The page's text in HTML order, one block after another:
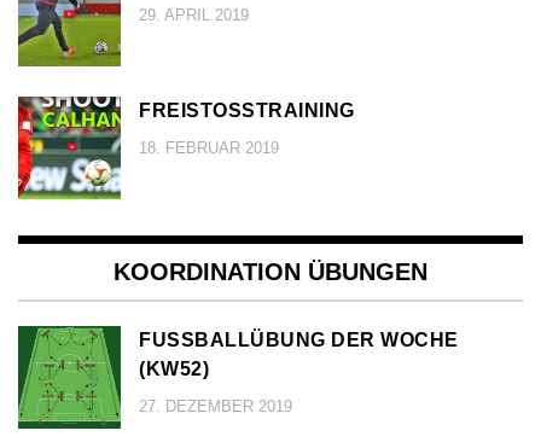
29. APRIL 2019
FREISTOSSTRAINING
18. FEBRUAR 2019
KOORDINATION ÜBUNGEN
FUSSBALLÜBUNG DER WOCHE (
KW52)
27. DEZEMBER 2019